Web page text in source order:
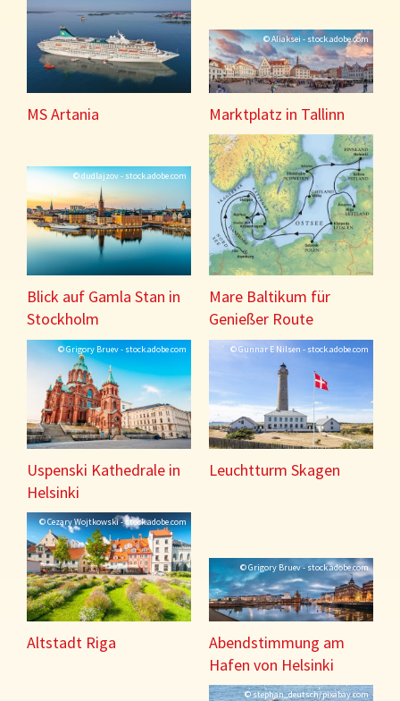
MS Artania
© Aliaksei - stock.adobe.com
Marktplatz in Tallinn
© dudlajzov - stock.adobe.com
Blick auf Gamla Stan in
Stockholm
Mare Baltikum für
Genießer Route
© Grigory Bruev - stock.adobe.com
Uspenski Kathedrale in
Helsinki
© Gunnar E Nilsen - stock.adobe.com
Leuchtturm Skagen
© Cezary Wojtkowski - stock.adobe.com
Altstadt Riga
© Grigory Bruev - stock.adobe.com
Abendstimmung am
Hafen von Helsinki
© stephan_deutsch/pixabay.com